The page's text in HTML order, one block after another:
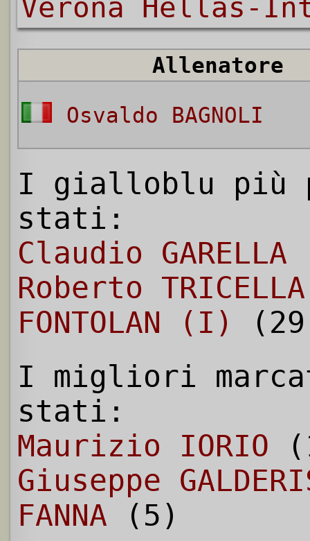
Verona Hellas-
Allenatore
Osvaldo BAGNOLI
I gialloblu più
stati:
Claudio GARELLA
Roberto TRICELLA
FONTOLAN (I)
I migliori
stati:
Maurizio IORIO
Giuseppe
FANNA (5)